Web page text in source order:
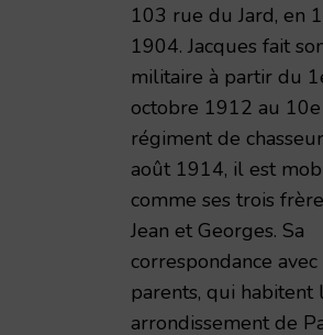
103 rue du Jard, en
1904. Jacques fait
militaire à partir du
octobre 1912 au 10e
régiment de
août 1914, il est
comme ses trois
Jean et Georges. Sa
correspondance avec
parents, qui habitent
arrondissement de